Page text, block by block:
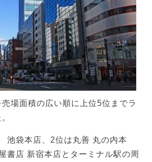
場面積の広い順に上位5位までラ
池袋本店、2位は丸善 丸の内本
書店 新宿本店とターミナル駅の周